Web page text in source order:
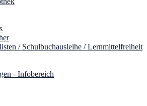
/ Schulbuchausleihe / Lernmittelfreiheit
- Infobereich